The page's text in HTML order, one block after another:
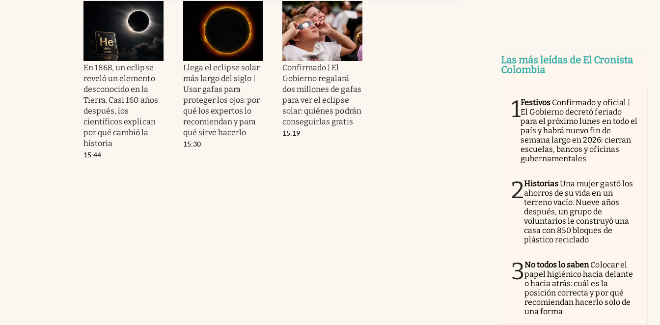
En 1868, un eclipse
reveló un elemento
desconocido en la
Tierra. Casi 160 años
después, los
científicos explican
por qué cambió la
historia
15:44
Llega el eclipse solar
más largo del siglo |
Usar gafas para
proteger los ojos: por
qué los expertos lo
recomiendan y para
qué sirve hacerlo
15:30
Confirmado | El
Gobierno regalará
dos millones de gafas
para ver el eclipse
solar: quiénes podrán
conseguirlas gratis
15:19
Las más leídas de El Cronista
Colombia
1Festivos Confirmado y oficial |
El Gobierno decretó feriado
para el próximo lunes en todo el
país y habrá nuevo fin de
semana largo en 2026: cierran
escuelas, bancos y oficinas
gubernamentales
2HistoriasUna mujer gastó los
ahorros de su vida en un
terreno vacío. Nueve años
después, un grupo de
voluntarios le construyó una
casa con 850 bloques de
plástico reciclado
3No todos lo sabenColocar el
papel higiénico hacia delante
o hacia atrás: cuál es la
posición correcta y por qué
recomiendan hacerlo solo de
una forma